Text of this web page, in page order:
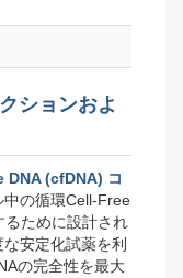
ションおよ
DNA (cfDNA) コ
の循環Cell-Free
るために設計され
安定化試薬を利
の完全性を最大